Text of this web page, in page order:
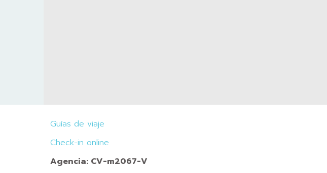
Guías de viaje
Check-in online
Agencia: CV-m2067-V